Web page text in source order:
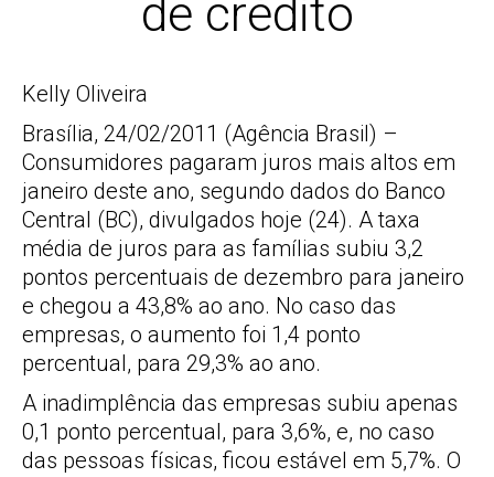
de crédito
Kelly Oliveira
Brasília, 24/02/2011 (Agência Brasil) –
Consumidores pagaram juros mais altos em
janeiro deste ano, segundo dados do Banco
Central (BC), divulgados hoje (24). A taxa
média de juros para as famílias subiu 3,2
pontos percentuais de dezembro para janeiro
e chegou a 43,8% ao ano. No caso das
empresas, o aumento foi 1,4 ponto
percentual, para 29,3% ao ano.
A inadimplência das empresas subiu apenas
0,1 ponto percentual, para 3,6%, e, no caso
das pessoas físicas, ficou estável em 5,7%. O